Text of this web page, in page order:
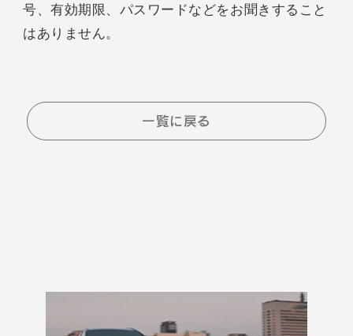
号、有効期限、パスワードなどをお聞きすること
はありません。
一覧に戻る